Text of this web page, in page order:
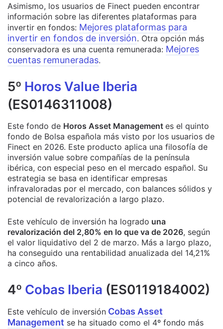
Asimismo, los usuarios de Finect pueden encontrar
información sobre las diferentes plataformas para
invertir en fondos: Mejores plataformas para
invertir en fondos de inversión. Otra opción más
conservadora es una cuenta remunerada: Mejores
cuentas remuneradas.
5º Horos Value Iberia
(ES0146311008)
Este fondo de Horos Asset Management es el quinto
fondo de Bolsa española más visto por los usuarios de
Finect en 2026. Este producto aplica una filosofía de
inversión value sobre compañías de la península
ibérica, con especial peso en el mercado español. Su
estrategia se basa en identificar empresas
infravaloradas por el mercado, con balances sólidos y
potencial de revalorización a largo plazo.
Este vehículo de inversión ha logrado una
revalorización del 2,80% en lo que va de 2026, según
el valor liquidativo del 2 de marzo. Más a largo plazo,
ha conseguido una rentabilidad anualizada del 14,21%
a cinco años.
4º Cobas Iberia (ES0119184002)
Este vehículo de inversión Cobas Asset
Management se ha situado como el 4º fondo más